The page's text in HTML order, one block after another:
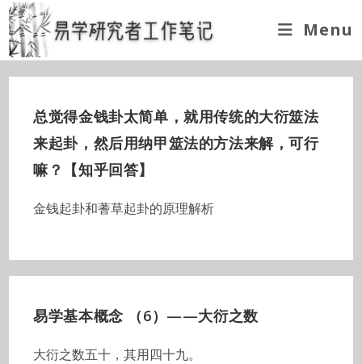
Skip
to
content
Menu
总觉得金钱卦太简单，就用传统的大衍筮法
来起卦，然后用纳甲筮法的方法来解，可行
嘛？【知乎回答】
金钱起卦和蓍草起卦的原理解析
易学基本概念 （6）——大衍之数
大衍之数五十，其用四十九。